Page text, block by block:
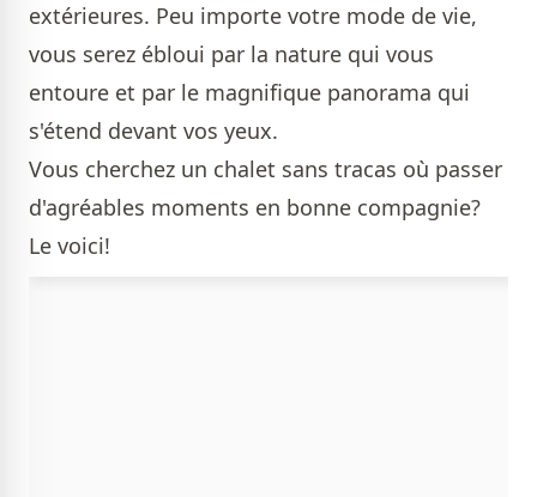
extérieures. Peu importe votre mode de vie,
vous serez ébloui par la nature qui vous
entoure et par le magnifique panorama qui
s'étend devant vos yeux.
Vous cherchez un chalet sans tracas où passer
d'agréables moments en bonne compagnie?
Le voici!